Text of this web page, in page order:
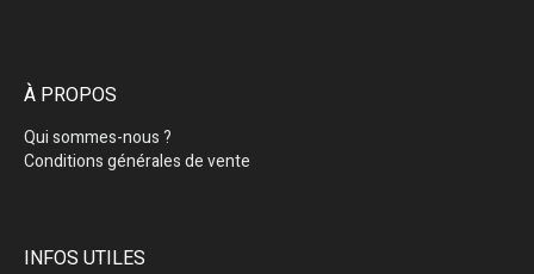
À PROPOS
Qui sommes-nous ?
Conditions générales de vente
INFOS UTILES